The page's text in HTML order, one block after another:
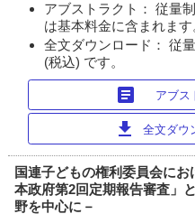
アブストラクト： 従量
は基本料金に含まれます
全文ダウンロード： 従
(税込) です。
article アブス
download 全文ダウ
国連子どもの権利委員会に
本政府第2回定期報告審査」
野を中心に－